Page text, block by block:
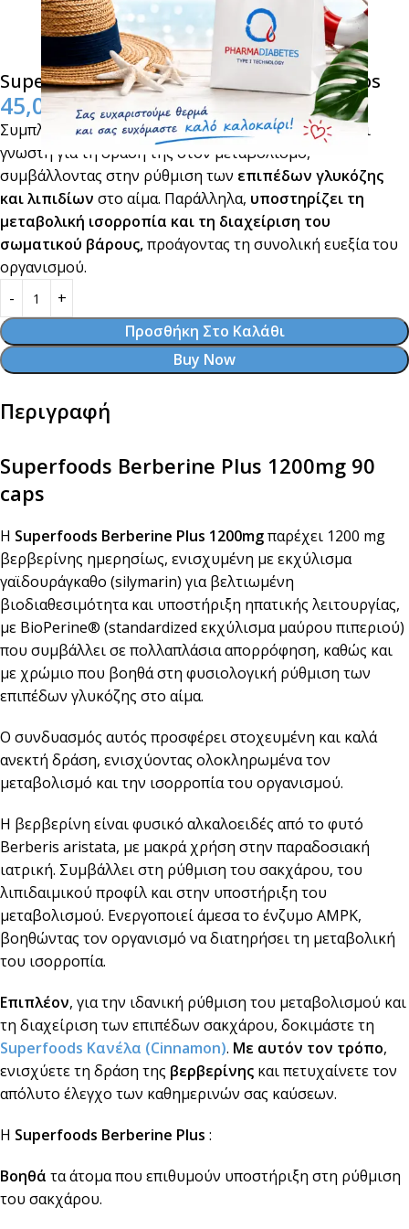
Superfoods Berberine Plus 1200mg 90 caps
45,00€
Συμπλήρωμα διατροφής μεβερβερίνηη οποία είναι
γνωστή για τη δράση της στον μεταβολισμό,
συμβάλλοντας στην ρύθμιση των επιπέδων γλυκόζης
και λιπιδίων στο αίμα. Παράλληλα, υποστηρίζει τη
μεταβολική ισορροπία και τη διαχείριση του
σωματικού βάρους,προάγοντας τη συνολική ευεξία του
οργανισμού.
Προσθήκη Στο Καλάθι
Buy Now
Περιγραφή
Superfoods Berberine Plus 1200mg 90
caps
Η Superfoods Berberine Plus 1200mgπαρέχει 1200 mg
βερβερίνης ημερησίως, ενισχυμένη με εκχύλισμα
γαϊδουράγκαθο (silymarin) για βελτιωμένη
βιοδιαθεσιμότητα και υποστήριξη ηπατικής λειτουργίας,
με BioPerine® (standardized εκχύλισμα μαύρου πιπεριού)
που συμβάλλει σε πολλαπλάσια απορρόφηση, καθώς και
με χρώμιο που βοηθά στη φυσιολογική ρύθμιση των
επιπέδων γλυκόζης στο αίμα.
Ο συνδυασμός αυτός προσφέρει στοχευμένη και καλά
ανεκτή δράση, ενισχύοντας ολοκληρωμένα τον
μεταβολισμό και την ισορροπία του οργανισμού.
Η βερβερίνη είναι φυσικό αλκαλοειδές από το φυτό
Berberis aristata, με μακρά χρήση στην παραδοσιακή
ιατρική. Συμβάλλει στη ρύθμιση του σακχάρου, του
λιπιδαιμικού προφίλ και στην υποστήριξη του
μεταβολισμού. Ενεργοποιεί άμεσα το ένζυμο AMPK,
βοηθώντας τον οργανισμό να διατηρήσει τη μεταβολική
του ισορροπία.
Επιπλέον, για την ιδανική ρύθμιση του μεταβολισμού και
τη διαχείριση των επιπέδων σακχάρου, δοκιμάστε τη
Superfoods Κανέλα (Cinnamon). Με αυτόν τον τρόπο,
ενισχύετε τη δράση της βερβερίνης και πετυχαίνετε τον
απόλυτο έλεγχο των καθημερινών σας καύσεων.
Η Superfoods Berberine Plus :
Βοηθά τα άτομα που επιθυμούν υποστήριξη στη ρύθμιση
του σακχάρου.